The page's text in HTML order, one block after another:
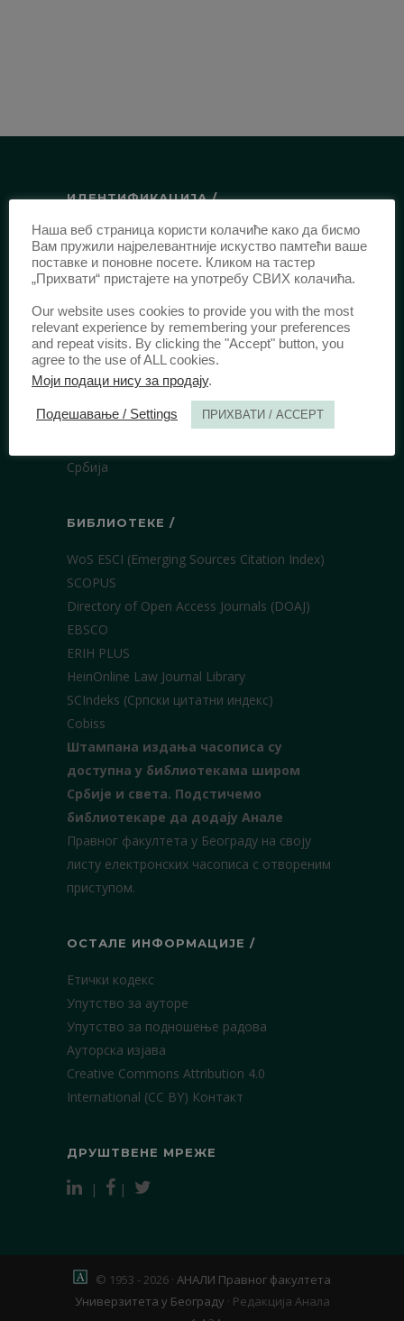
ИДЕНТИФИКАЦИЈА /
ISSN:0003-2565(Штампано издање)
еISSN:2406-2693(Онлајн издање)
DOI:10.51204/Anali_PFBU_1906
ИЗДАВАЧ /
Правни факултет Универзитета у
Булевар краља Александра 67
Србија
БИБЛИОТЕКЕ /
WoS ESCI (Emerging Sources Citation Index)
SCOPUS
Directory of Open Access Journals (DOAJ)
EBSCO
ERIH PLUS
HeinOnline Law Journal Library
SCIndeks (Српски цитатни индекс)
Cobiss
Штампана издања часописа су
доступна у библиотекама широм
Србије и света. Подстичемо
библиотекаре да додају Анале
Правног факултета у Београду на своју
листу електронских часописа с отвореним
приступом.
ОСТАЛЕ ИНФОРМАЦИЈЕ /
Етички кодекс
Упутство за ауторе
Упутство за подношење радова
Ауторска изјава
Creative Commons Attribution 4.0
International (CC BY) Контакт
ДРУШТВЕНЕ МРЕЖЕ
| |
© 1953 - 2026 · АНАЛИ Правног факултета
Универзитета у Београду · Редакција Анала
Наша веб страница користи колачиће како да бисмо
Вам пружили најрелевантније искуство памтећи ваше
поставке и поновне посете. Кликом на тастер
„Прихвати“ пристајете на употребу СВИХ колачића.
Our website uses cookies to provide you with the most
relevant experience by remembering your preferences
and repeat visits. By clicking the "Accept" button, you
agree to the use of ALL cookies.
Моји подаци нису за продају.
Подешавање / Settings ПРИХВАТИ / ACCEPT